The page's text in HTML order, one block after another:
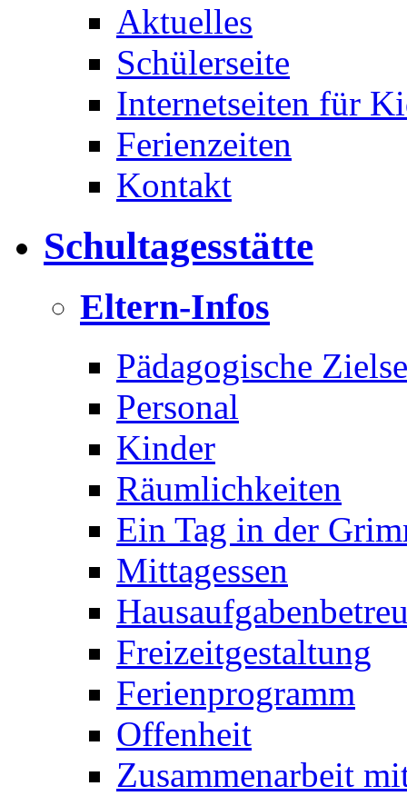
Aktuelles
Schülerseite
Internetseiten für
Ferienzeiten
Kontakt
Schultagesstätte
Eltern-Infos
Pädagogische
Personal
Kinder
Räumlichkeiten
Ein Tag in der
Mittagessen
Freizeitgestaltung
Ferienprogramm
Offenheit
Zusammenarbeit